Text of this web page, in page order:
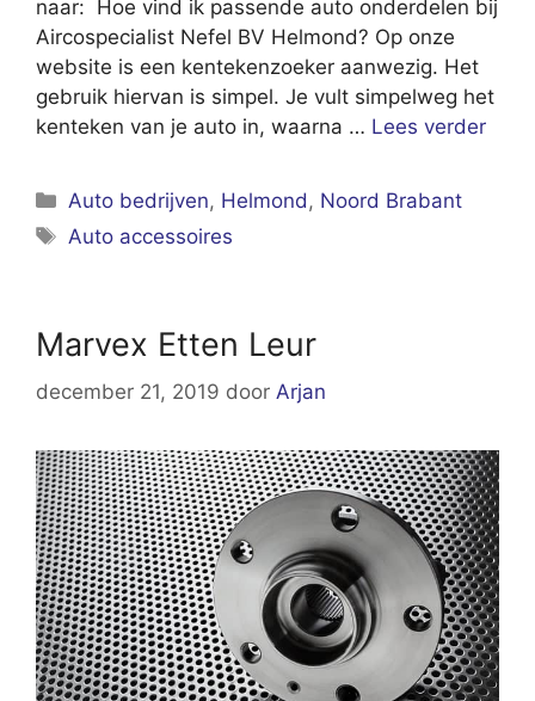
naar: Hoe vind ik passende auto onderdelen bij
Aircospecialist Nefel BV Helmond? Op onze
website is een kentekenzoeker aanwezig. Het
gebruik hiervan is simpel. Je vult simpelweg het
kenteken van je auto in, waarna … Lees verder
Categorieën
Auto bedrijven, Helmond , Noord Brabant
Tags
Auto accessoires
Marvex Etten Leur
december 21, 2019 door Arjan